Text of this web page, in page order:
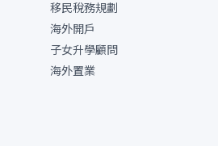
移民稅務規劃
海外開戶
子女升學顧問
海外置業